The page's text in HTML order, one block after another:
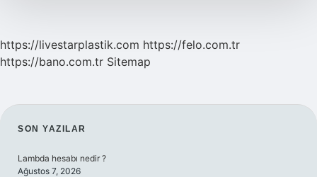
https://livestarplastik.com https://felo.com.tr
https://bano.com.tr Sitemap
SIDEBAR
SON YAZILAR
Lambda hesabı nedir ?
Ağustos 7, 2026